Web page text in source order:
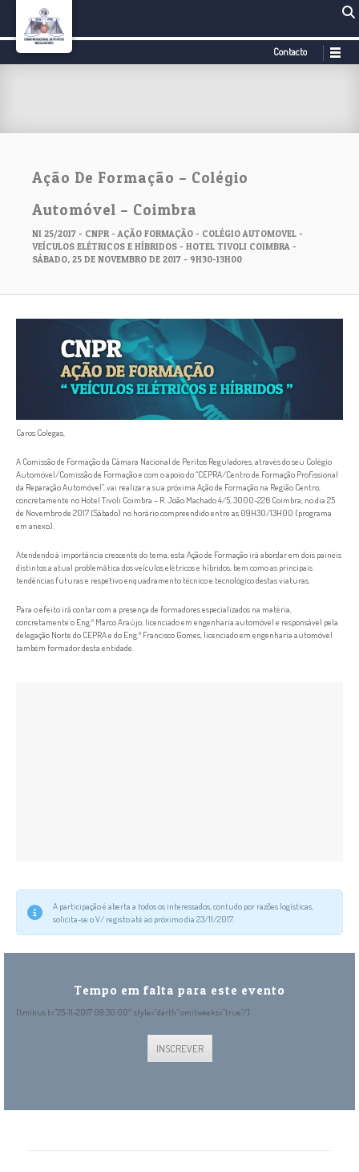
Contacto
Ação De Formação – Colégio
Automóvel – Coimbra
NI 25/2017 - CNPR - AÇÃO FORMAÇÃO - COLÉGIO AUTOMOVEL -
VEÍCULOS ELÉTRICOS E HÍBRIDOS - HOTEL TIVOLI COIMBRA -
SÁBADO, 25 DE NOVEMBRO DE 2017 - 9H30-13H00
Caros Colegas,
A Comissão de Formação da Câmara Nacional de Peritos Reguladores, através do seu Colégio
Automóvel/Comissão de Formação e com o apoio do “CEPRA/Centro de Formação Profissional
da Reparação Automóvel”, vai realizar a sua próxima Ação de Formação na Região Centro,
concretamente no Hotel Tivoli Coimbra – R. João Machado 4/5, 3000-226 Coimbra, no dia 25
de Novembro de 2017 (Sábado) no horário compreendido entre as 09H30/13H00 (programa
em anexo).
Atendendo à importância crescente do tema, esta Ação de Formação irá abordar em dois painéis
distintos a atual problemática dos veículos elétricos e híbridos, bem como as principais
tendências futuras e respetivo enquadramento técnico e tecnológico destas viaturas.
Para o efeito irá contar com a presença de formadores especializados na matéria,
concretamente o Eng.º Marco Araújo, licenciado em engenharia automóvel e responsável pela
delegação Norte do CEPRA e do Eng.º Francisco Gomes, licenciado em engenharia automóvel
também formador desta entidade.
A participação é aberta a todos os interessados, contudo por razões logísticas,
solicita-se o V/ registo até ao próximo dia 23/11/2017.
Tempo em falta para este evento
[tminus t=”25-11-2017 09:30:00″ style=”darth” omitweeks=”true”/]
INSCREVER